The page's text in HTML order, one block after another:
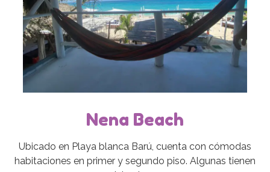
Nena Beach
Ubicado en Playa blanca Barú, cuenta con cómodas
habitaciones en primer y segundo piso. Algunas tienen